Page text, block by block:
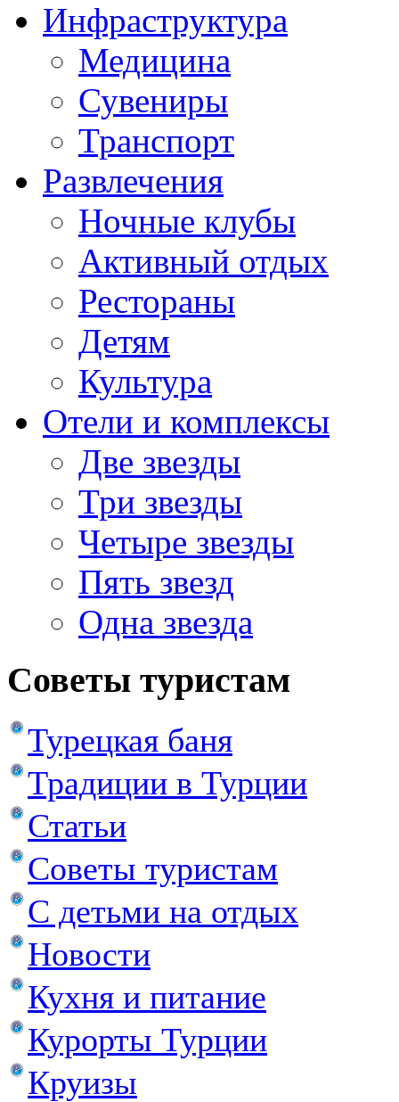
Инфраструктура
Медицина
Сувениры
Транспорт
Развлечения
Ночные клубы
Активный отдых
Рестораны
Детям
Культура
Отели и комплексы
Две звезды
Три звезды
Четыре звезды
Пять звезд
Одна звезда
Советы туристам
Турецкая баня
Традиции в Турции
Статьи
Советы туристам
С детьми на отдых
Новости
Кухня и питание
Курорты Турции
Круизы